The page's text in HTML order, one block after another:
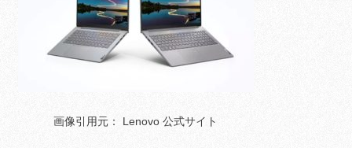
画像引用元： Lenovo 公式サイト